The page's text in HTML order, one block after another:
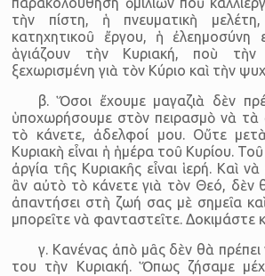
τὴν πίστη, ἡ πνευματικὴ
κατηχητικοῦ ἔργου, ἡ ἐλεημοσύνη
ἁγιάζουν τὴν Κυριακή, ποὺ τὴν
ξεχωρισμένη γιὰ τὸν Κύριο καὶ τὴν
β. Ὅσοι ἔχουμε μαγαζιὰ δὲν
ὑποχωρήσουμε στὸν πειρασμὸ νὰ τὰ
τὸ κάνετε, ἀδελφοί μου. Οὔτε
Κυριακὴ εἶναι ἡ ἡμέρα τοῦ Κυρίου.
ἀργία τῆς Κυριακῆς εἶναι ἱερή. Καὶ νὰ
ἂν αὐτὸ τὸ κάνετε γιὰ τὸν Θεό, δὲν
ἀπαντήσει στὴ ζωή σας μὲ σημεῖα
μπορεῖτε νὰ φανταστεῖτε. Δοκιμάστε
γ. Κανένας ἀπὸ μᾶς δὲν θὰ
του τὴν Κυριακή. Ὅπως ζήσαμε